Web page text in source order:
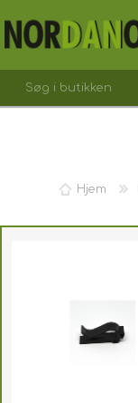
LOGIN
Hjem